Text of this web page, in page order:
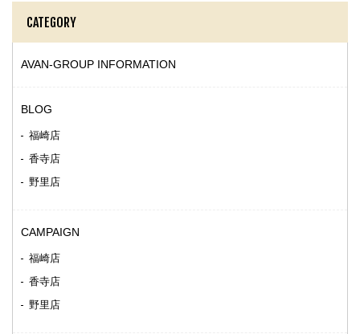
CATEGORY
AVAN-GROUP INFORMATION
BLOG
福崎店
香寺店
野里店
CAMPAIGN
福崎店
香寺店
野里店